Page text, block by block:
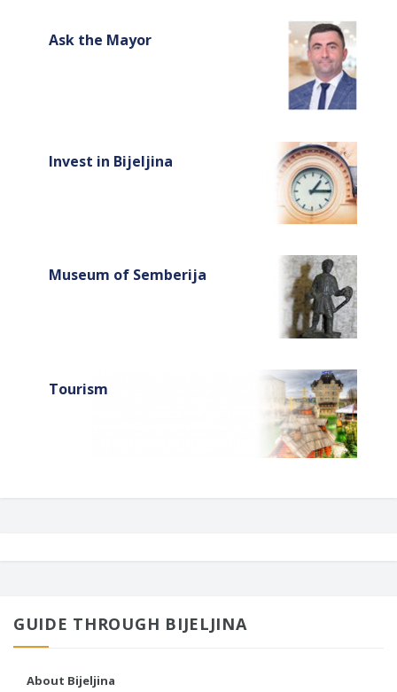
Ask the Mayor
Invest in Bijeljina
Museum of Semberija
Tourism
GUIDE THROUGH BIJELJINA
About Bijeljina